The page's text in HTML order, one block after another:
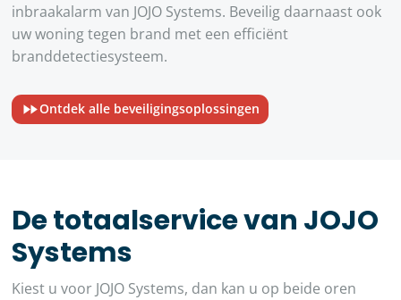
inbraakalarm van JOJO Systems. Beveilig daarnaast ook
uw woning tegen brand met een efficiënt
branddetectiesysteem.
Ontdek alle beveiligingsoplossingen
De totaalservice van JOJO
Systems
Kiest u voor JOJO Systems, dan kan u op beide oren